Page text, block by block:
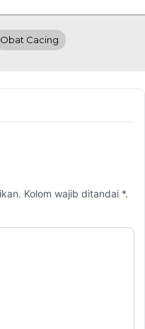
Obat Cacing